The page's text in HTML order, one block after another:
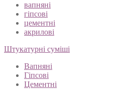
вапняні
гіпсові
цементні
акрилові
Штукатурні суміші
Вапняні
Гіпсові
Цементні